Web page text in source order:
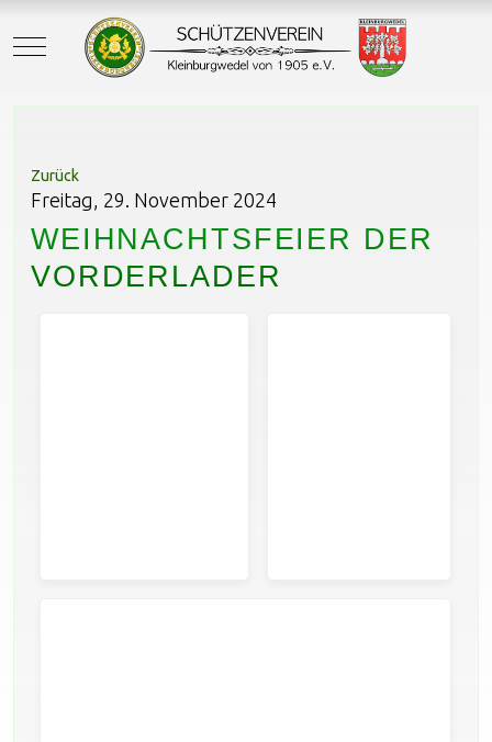
Mobile Menu Toggle
Zurück
Freitag, 29. November 2024
WEIHNACHTSFEIER DER
VORDERLADER